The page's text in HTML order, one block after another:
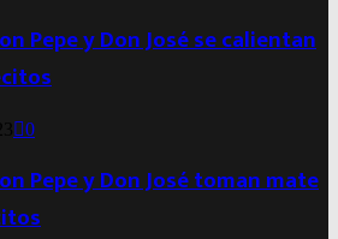
Pepe y Don José se calientan
0
Pepe y Don José toman mate